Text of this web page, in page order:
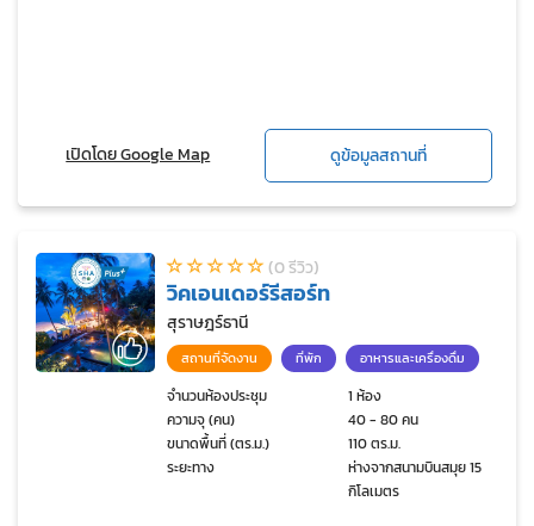
เปิดโดย Google Map ดูข้อมูลสถานที่
(0 รีวิว)
วิคเอนเดอร์รีสอร์ท
สุราษฎร์ธานี
สถานที่จัดงาน ที่พัก อาหารและเครื่องดื่ม
จำนวนห้องประชุม
1 ห้อง
ความจุ (คน)
40 - 80 คน
ขนาดพื้นที่ (ตร.ม.)
110 ตร.ม.
ระยะทาง
ห่างจากสนามบินสมุย 15
กิโลเมตร